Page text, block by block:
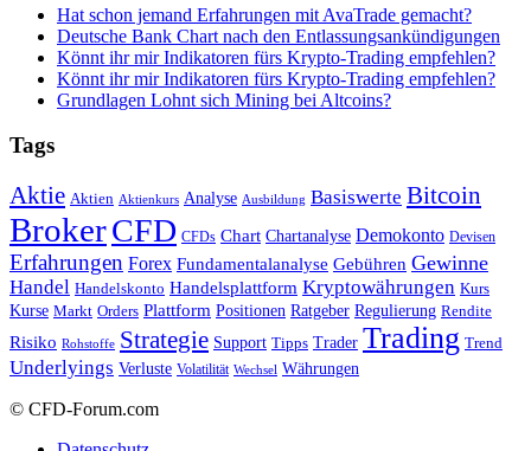
Hat schon jemand Erfahrungen mit AvaTrade gemacht?
Deutsche Bank Chart nach den Entlassungsankündigungen
Könnt ihr mir Indikatoren fürs Krypto-Trading empfehlen?
Könnt ihr mir Indikatoren fürs Krypto-Trading empfehlen?
Grundlagen Lohnt sich Mining bei Altcoins?
Tags
Aktie Aktien Aktienkurs Analyse Ausbildung Basiswerte Bitcoin
BrokerCFD CFDs Chart Chartanalyse Demokonto Devisen
Erfahrungen Forex Fundamentalanalyse Gebühren Gewinne
Handel Handelskonto Handelsplattform Kryptowährungen Kurs
Kurse Markt Orders Plattform Positionen Ratgeber Regulierung Rendite
Risiko Rohstoffe Strategie Support Tipps Trader Trading Trend
Underlyings Verluste Volatilität Wechsel Währungen
© CFD-Forum.com